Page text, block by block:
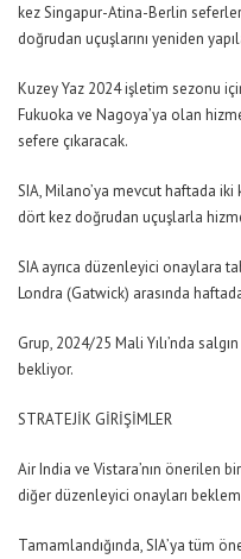
kez Singapur-Atina-Berlin
doğrudan uçuşlarını yeniden
Kuzey Yaz 2024 işletim sezonu
Fukuoka ve Nagoya’ya olan
sefere çıkaracak.
SIA, Milano’ya mevcut haftada
dört kez doğrudan uçuşlarla
SIA ayrıca düzenleyici onaylara
Londra (Gatwick) arasında
Grup, 2024/25 Mali Yılı’nda
bekliyor.
STRATEJİK GİRİŞİMLER
Air India ve Vistara’nın önerilen
diğer düzenleyici onayları
Tamamlandığında, SIA’ya tüm